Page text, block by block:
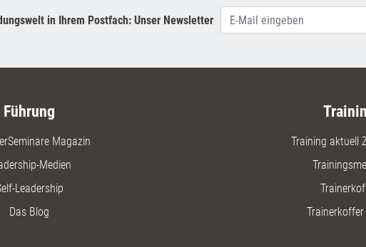
in Ihrem Postfach: Unser Newsletter
Führung
Magazin
Medien
Leadership
Das Blog
Training aktuell